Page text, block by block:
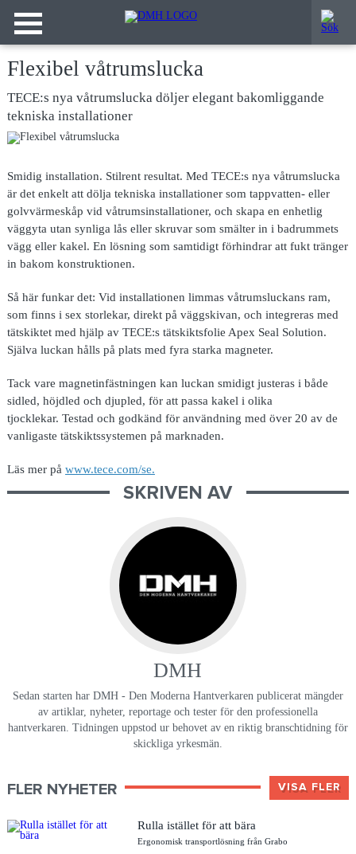
Flexibel våtrumslucka
TECE:s nya våtrumslucka döljer elegant bakomliggande
tekniska installationer
Smidig installation. Stilrent resultat. Med TECE:s nya våtrumslucka
är det enkelt att dölja tekniska installationer som tappvatten- eller
golvvärmeskåp vid våtrumsinstallationer, och skapa en enhetlig
väggyta utan synliga lås eller skruvar som smälter in i badrummets
vägg eller kakel. En lösning som samtidigt förhindrar att fukt tränger
in bakom konstruktionen.
Så här funkar det: Vid installationen limmas våtrumsluckans ram,
som finns i sex storlekar, direkt på väggskivan, och integreras med
tätskiktet med hjälp av TECE:s tätskiktsfolie Apex Seal Solution.
Själva luckan hålls på plats med fyra starka magneter.
Tack vare magnetinfästningen kan luckan smidigt justeras i både
sidled, höjdled och djupled, för att passa kakel i olika
tjocklekar. Testad och godkänd för användning med över 20 av de
vanligaste tätskiktssystemen på marknaden.
Läs mer på www.tece.com/se.
SKRIVEN AV
DMH
Sedan starten har DMH - Den Moderna Hantverkaren publicerat mängder
av artiklar, nyheter, reportage och tester för den professionella
hantverkaren. Tidningen uppstod ur behovet av en riktig branschtidning för
skickliga yrkesmän.
FLER NYHETER VISA FLER
Rulla istället för att bära
Ergonomisk transportlösning från Grabo